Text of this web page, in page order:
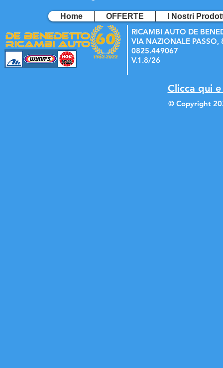
Home OFFERTE I Nostri
RICAMBI AUTO DE
VIA NAZIONALE PASSO,
0825.449067
V.1.8/26
Clicca qui
© Copyright